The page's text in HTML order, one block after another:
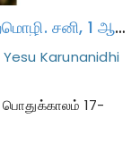
நல்லவை அகற்றுதல்!. இன்றைய இறைமொழி. சனி, 1 ஆகஸ்ட் 2026.
Yesu Karunanidhi
17-